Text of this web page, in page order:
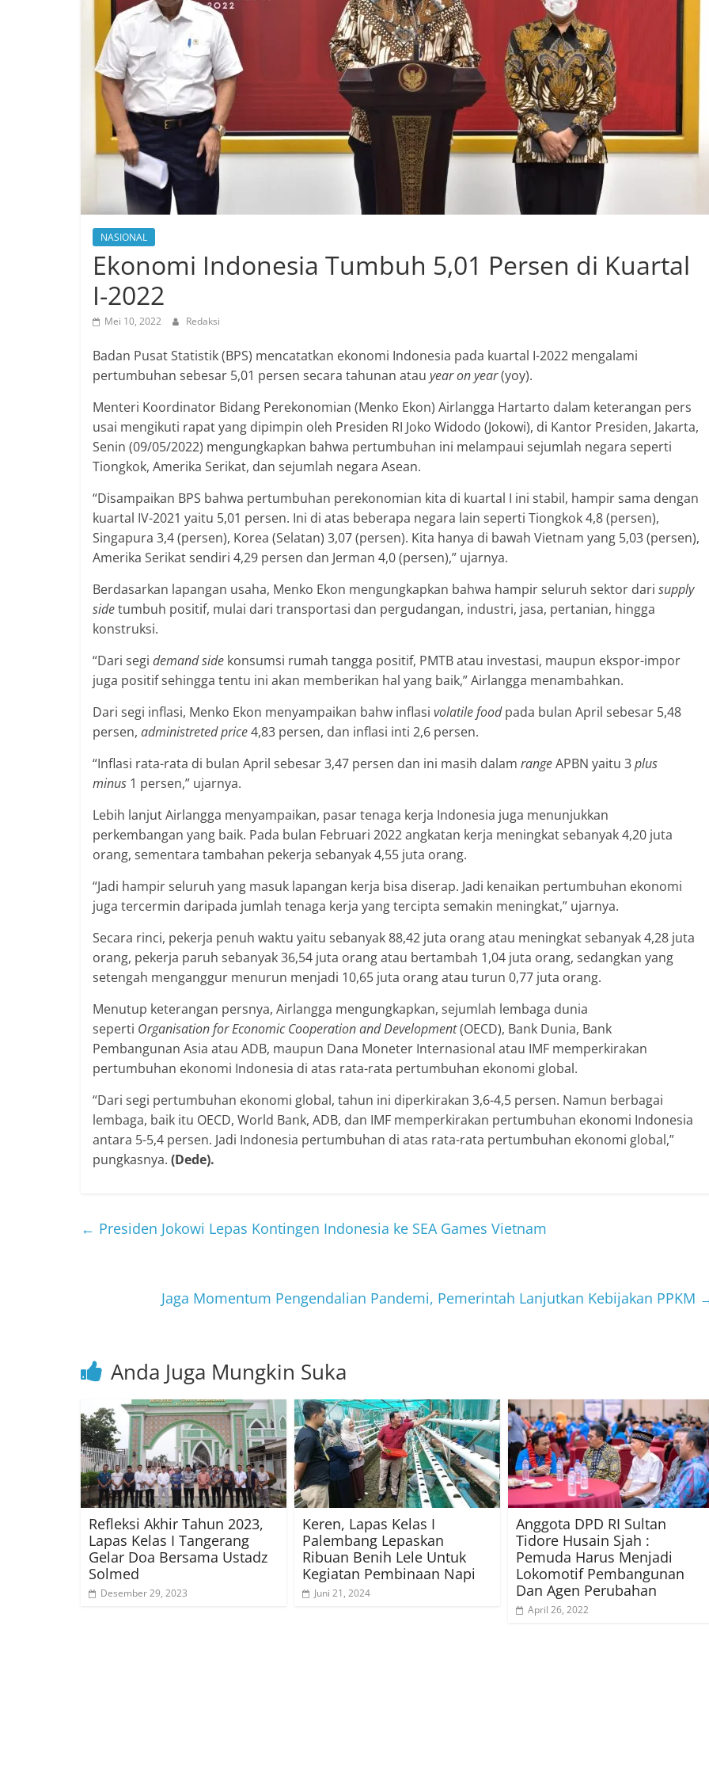
NASIONAL
Ekonomi Indonesia Tumbuh 5,01 Persen di Kuartal
I-2022
Mei 10, 2022 Redaksi
Badan Pusat Statistik (BPS) mencatatkan ekonomi Indonesia pada kuartal I-2022 mengalami
pertumbuhan sebesar 5,01 persen secara tahunan atau year on year(yoy).
Menteri Koordinator Bidang Perekonomian (Menko Ekon) Airlangga Hartarto dalam keterangan pers
usai mengikuti rapat yang dipimpin oleh Presiden RI Joko Widodo (Jokowi), di Kantor Presiden, Jakarta,
Senin (09/05/2022) mengungkapkan bahwa pertumbuhan ini melampaui sejumlah negara seperti
Tiongkok, Amerika Serikat, dan sejumlah negara Asean.
“Disampaikan BPS bahwa pertumbuhan perekonomian kita di kuartal I ini stabil, hampir sama dengan
kuartal IV-2021 yaitu 5,01 persen. Ini di atas beberapa negara lain seperti Tiongkok 4,8 (persen),
Singapura 3,4 (persen), Korea (Selatan) 3,07 (persen). Kita hanya di bawah Vietnam yang 5,03 (persen),
Amerika Serikat sendiri 4,29 persen dan Jerman 4,0 (persen),” ujarnya.
Berdasarkan lapangan usaha, Menko Ekon mengungkapkan bahwa hampir seluruh sektor dari supply
sidetumbuh positif, mulai dari transportasi dan pergudangan, industri, jasa, pertanian, hingga
konstruksi.
“Dari segi demand side konsumsi rumah tangga positif, PMTB atau investasi, maupun ekspor-impor
juga positif sehingga tentu ini akan memberikan hal yang baik,” Airlangga menambahkan.
Dari segi inflasi, Menko Ekon menyampaikan bahw inflasi volatile foodpada bulan April sebesar 5,48
persen, administreted price4,83 persen, dan inflasi inti 2,6 persen.
“Inflasi rata-rata di bulan April sebesar 3,47 persen dan ini masih dalam rangeAPBN yaitu 3plus
minus 1 persen,” ujarnya.
Lebih lanjut Airlangga menyampaikan, pasar tenaga kerja Indonesia juga menunjukkan
perkembangan yang baik. Pada bulan Februari 2022 angkatan kerja meningkat sebanyak 4,20 juta
orang, sementara tambahan pekerja sebanyak 4,55 juta orang.
“Jadi hampir seluruh yang masuk lapangan kerja bisa diserap. Jadi kenaikan pertumbuhan ekonomi
juga tercermin daripada jumlah tenaga kerja yang tercipta semakin meningkat,” ujarnya.
Secara rinci, pekerja penuh waktu yaitu sebanyak 88,42 juta orang atau meningkat sebanyak 4,28 juta
orang, pekerja paruh sebanyak 36,54 juta orang atau bertambah 1,04 juta orang, sedangkan yang
setengah menganggur menurun menjadi 10,65 juta orang atau turun 0,77 juta orang.
Menutup keterangan persnya, Airlangga mengungkapkan, sejumlah lembaga dunia
seperti Organisation for Economic Cooperation and Development(OECD), Bank Dunia, Bank
Pembangunan Asia atau ADB, maupun Dana Moneter Internasional atau IMF memperkirakan
pertumbuhan ekonomi Indonesia di atas rata-rata pertumbuhan ekonomi global.
“Dari segi pertumbuhan ekonomi global, tahun ini diperkirakan 3,6-4,5 persen. Namun berbagai
lembaga, baik itu OECD, World Bank, ADB, dan IMF memperkirakan pertumbuhan ekonomi Indonesia
antara 5-5,4 persen. Jadi Indonesia pertumbuhan di atas rata-rata pertumbuhan ekonomi global,”
pungkasnya. (Dede).
← Presiden Jokowi Lepas Kontingen Indonesia ke SEA Games Vietnam
Jaga Momentum Pengendalian Pandemi, Pemerintah Lanjutkan Kebijakan PPKM
Anda Juga Mungkin Suka
Refleksi Akhir Tahun 2023,
Lapas Kelas I Tangerang
Gelar Doa Bersama Ustadz
Solmed
Desember 29, 2023
Keren, Lapas Kelas I
Palembang Lepaskan
Ribuan Benih Lele Untuk
Kegiatan Pembinaan Napi
Juni 21, 2024
Anggota DPD RI Sultan
Tidore Husain Sjah :
Pemuda Harus Menjadi
Lokomotif Pembangunan
Dan Agen Perubahan
April 26, 2022